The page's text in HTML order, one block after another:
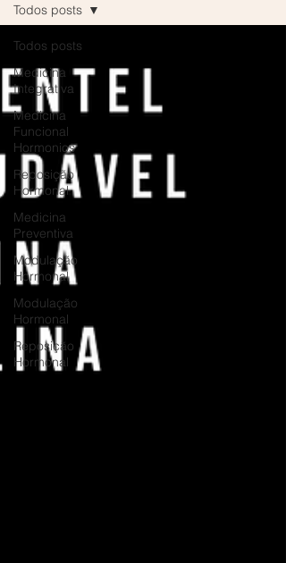
Todos posts
Medicina
Integrativa
Medicina
Funcional
Hormonios
Reposição
Hormonal
Medicina
Preventiva
Modulação
Hormonal
Modulação
Hormonal
Reposição
Hormonal
Todos posts